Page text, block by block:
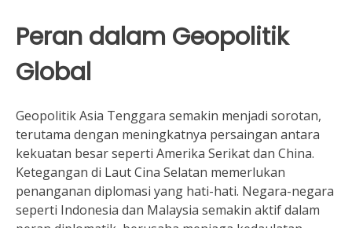
Peran dalam Geopolitik
Global
Geopolitik Asia Tenggara semakin menjadi sorotan,
terutama dengan meningkatnya persaingan antara
kekuatan besar seperti Amerika Serikat dan China.
Ketegangan di Laut Cina Selatan memerlukan
penanganan diplomasi yang hati-hati. Negara-negara
seperti Indonesia dan Malaysia semakin aktif dalam